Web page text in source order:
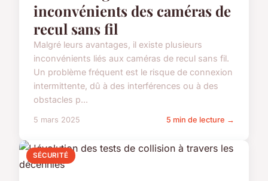
inconvénients des caméras de
recul sans fil
Malgré leurs avantages, il existe plusieurs
inconvénients liés aux caméras de recul sans fil.
Un problème fréquent est le risque de connexion
intermittente, dû à des interférences ou à des
obstacles p...
5 mars 2025 5 min de lecture →
SÉCURITÉ